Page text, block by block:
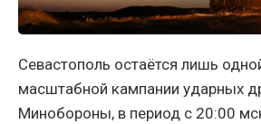
Севастополь остаётся лишь
масштабной кампании ударных
Минобороны, в период с 20:00